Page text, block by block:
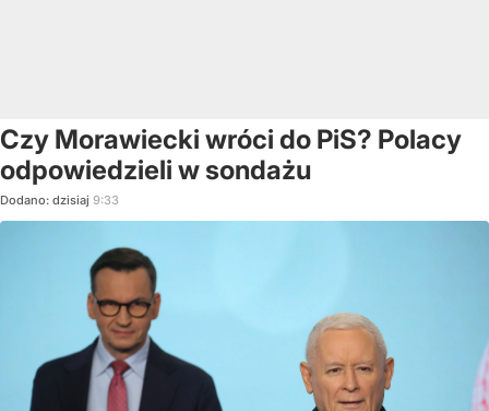
Czy Morawiecki wróci do PiS? Polacy
odpowiedzieli w sondażu
Dodano: dzisiaj 9:33